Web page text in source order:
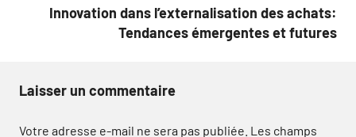
Innovation dans l’externalisation des achats:
Tendances émergentes et futures
Laisser un commentaire
Votre adresse e-mail ne sera pas publiée. Les champs